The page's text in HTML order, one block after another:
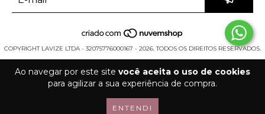
Ao navegar por este site você aceita o uso de cookies
para agilizar a sua experiência de compra.
ENTENDI
COPYRIGHT LAVIZE LTDA - 32075776000167 - 2026. TODOS OS DIREITOS RESERVADOS.